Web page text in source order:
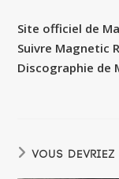
Site officiel de
Suivre Magnetic
Discographie de
VOUS DEVRIEZ